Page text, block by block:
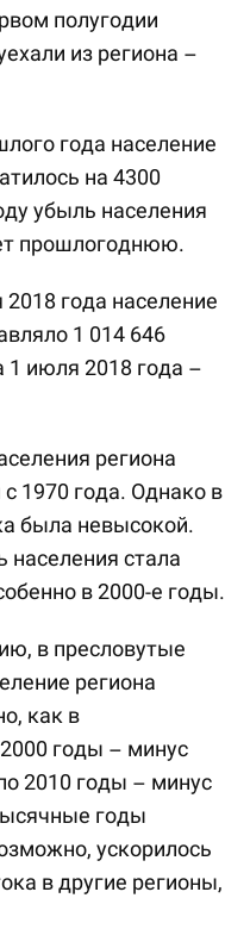
полугодии
из региона –
года население
на 4300
убыль населения
прошлогоднюю.
года население
1 014 646
1 июля 2018 года –
региона
1970 года. Однако в
была невысокой.
населения стала
в 2000-е годы.
в пресловутые
региона
как в
годы – минус
2010 годы – минус
годы
ускорилось
в другие регионы,